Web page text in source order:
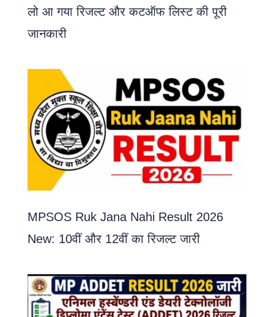
लो आ गया रिजल्ट और कटऑफ लिस्ट की पूरी
जानकारी
MPSOS Ruk Jana Nahi Result 2026
New: 10वीं और 12वीं का रिजल्ट जारी